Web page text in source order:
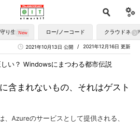
り生かす ロー/ノーコード クラウドネイ
2021年12月16日 更新
2021年10月13日 公開
含まれないもの、それはゲスト
い？ Windowsにまつわる都市伝説
、Azureのサービスとして提供される、